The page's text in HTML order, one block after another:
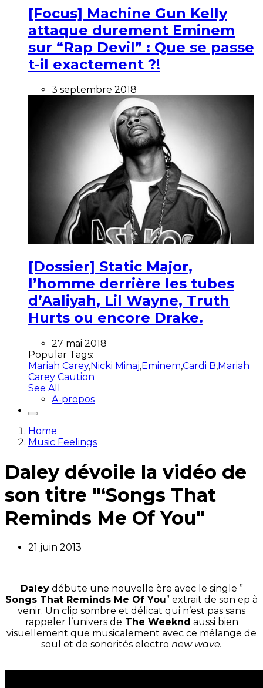
[Focus] Machine Gun Kelly
attaque durement Eminem
sur “Rap Devil” : Que se passe
t-il exactement ?!
3 septembre 2018
[Dossier] Static Major,
l’homme derrière les tubes
d’Aaliyah, Lil Wayne, Truth
Hurts ou encore Drake.
27 mai 2018
Popular Tags:
Mariah Carey,Nicki Minaj,Eminem,Cardi B,Mariah
Carey Caution
See All
A-propos
Home
Music Feelings
Daley dévoile la vidéo de
son titre "‘Songs That
Reminds Me Of You"
21 juin 2013
Daleydébute une nouvelle ère avec le single ”
Songs That Reminds Me Of You” extrait de son ep à
venir. Un clip sombre et délicat qui n’est pas sans
rappeler l’univers de The Weeknd aussi bien
visuellement que musicalement avec ce mélange de
soul et de sonorités electro new wave.